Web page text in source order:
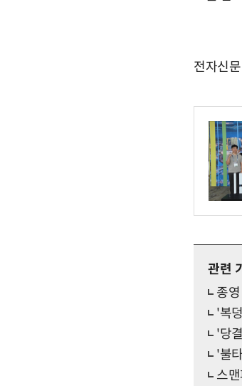
전자신
관련
종
'복
'당
'불
스